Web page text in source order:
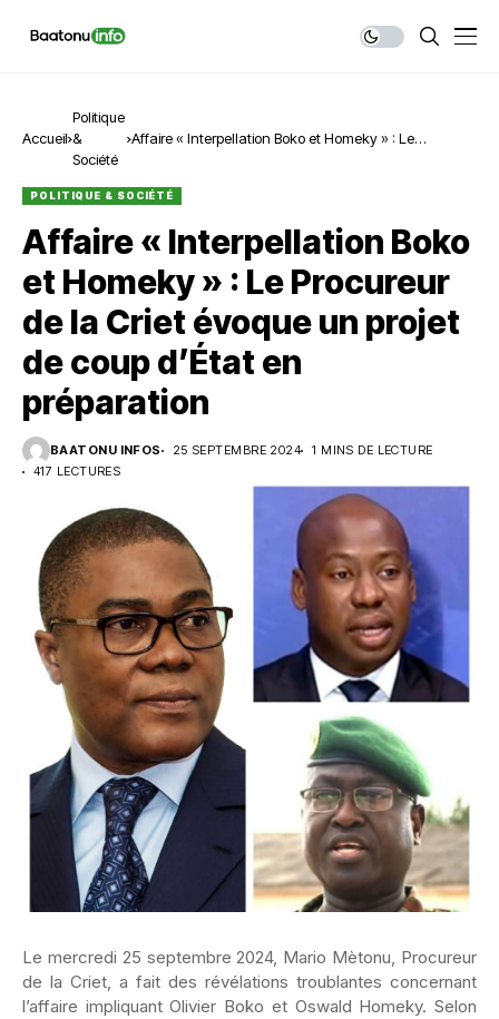
Accueil
Politique
&
Société
Affaire « Interpellation Boko et Homeky » : Le
POLITIQUE & SOCIÉTÉ
Affaire « Interpellation Boko
et Homeky » : Le Procureur
de la Criet évoque un projet
de coup d’État en
préparation
BAATONU INFOS 25 SEPTEMBRE 2024
1 MINS DE LECTURE
417 LECTURES
Le mercredi 25 septembre 2024, Mario Mètonu, Procureur
de la Criet, a fait des révélations troublantes concernant
l’affaire impliquant Olivier Boko et Oswald Homeky. Selon